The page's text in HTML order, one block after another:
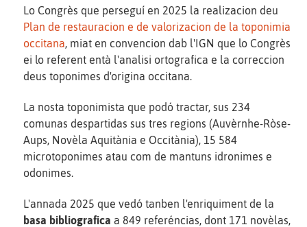
Lo Congrès que perseguí en 2025 la realizacion deu
Plan de restauracion e de valorizacion de la toponimia
occitana, miat en convencion dab l'IGN que lo Congrès
ei lo referent entà l'analisi ortografica e la correccion
deus toponimes d'origina occitana.
La nosta toponimista que podó tractar, sus 234
comunas despartidas sus tres regions (Auvèrnhe-Ròse-
Aups, Novèla Aquitània e Occitània), 15 584
microtoponimes atau com de mantuns idronimes e
odonimes.
L'annada 2025 que vedó tanben l'enriquiment de la
basa bibliografica a 849 referéncias, dont 171 novèlas,